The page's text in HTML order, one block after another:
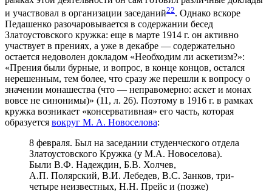
и участвовал в организации заседаний22. Однако вскоре
Педашенко разочаровывается в содержании бесед
Златоустовского кружка: еще в марте 1914 г. он активно
участвует в прениях, а уже в декабре — содержательно
остается недоволен докладом «Необходим ли аскетизм?»:
«Прения были бурные, и вопрос, в конце концов, остался
нерешенным, тем более, что сразу же перешли к вопросу о
значении монашества (что — неправомерно: аскет и монах
вовсе не синонимы)» (11, л. 26). Поэтому в 1916 г. в рамках
кружка возникает «консервативная» его часть, которая
образуется вокруг М. А. Новоселова:
8 февраля. Был на заседании студенческого отдела
Златоустовского Кружка (у М.А. Новоселова).
Были В.Ф. Надеждин, Б.В. Холчев,
А.П. Полярский, В.И. Лебедев, В.С. Занков, три-
четыре неизвестных, Н.Н. Прейс и (позже)